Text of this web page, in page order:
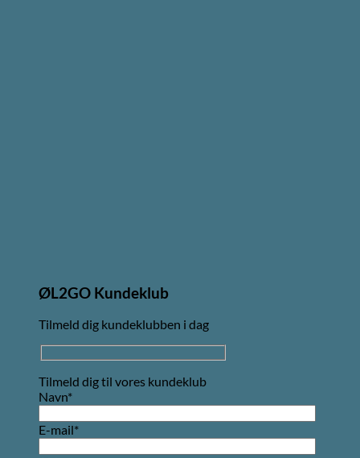
ØL2GO Kundeklub
Tilmeld dig kundeklubben i dag
Tilmeld dig til vores kundeklub
Navn*
E-mail*